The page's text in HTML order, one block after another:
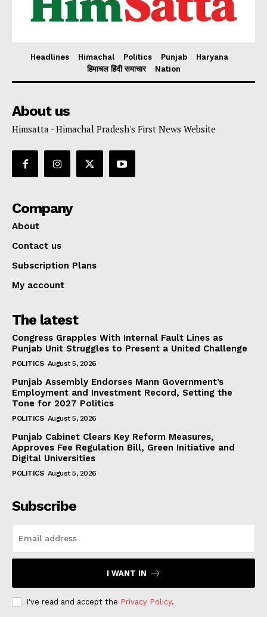
Headlines Himachal Politics Punjab
Haryana
हिमाचल हिंदी समाचार
Nation
About us
Himsatta - Himachal Pradesh's First News Website
Company
About
Contact us
Subscription Plans
My account
The latest
Congress Grapples With Internal Fault Lines as
Punjab Unit Struggles to Present a United Challenge
POLITICS August 5, 2026
Punjab Assembly Endorses Mann Government’s
Employment and Investment Record, Setting the
Tone for 2027 Politics
POLITICS August 5, 2026
Punjab Cabinet Clears Key Reform Measures,
Approves Fee Regulation Bill, Green Initiative and
Digital Universities
POLITICS August 5, 2026
Subscribe
I WANT IN
I've read and accept the Privacy Policy.